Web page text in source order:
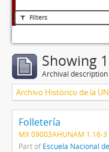
Filters
Showing
Archival description
Archivo Histórico de la
Folletería
MX 09003AHUNAM 1.16-3
Part ofEscuela Nacional